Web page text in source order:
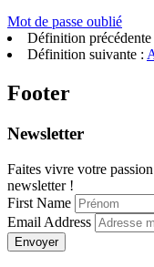
Mot de passe oublié
Définition précédente
Définition suivante :
Footer
Newsletter
Faites vivre votre
newsletter !
First Name
Email Address
Envoyer